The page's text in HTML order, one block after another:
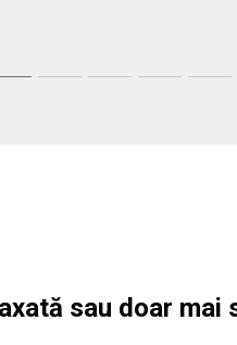
sau doar mai